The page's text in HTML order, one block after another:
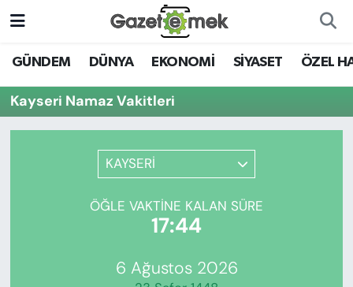
GÜNDEM DÜNYA EKONOMİ SİYASET ÖZEL
Kayseri Namaz Vakitleri
KAYSERİ
ÖĞLE VAKTINE KALAN SÜRE
17:44
6 Ağustos 2026
DÜNYA
EKONOMİ
YENİ MEDYADA EMEK
GAZETECİLİĞİNİ GELİŞTİRMEK
Nöbetçi Eczaneler
Hava Durumu
Trafik Durumu
Süper Lig Puan Durumu ve Fikstür
Tüm Manşetler